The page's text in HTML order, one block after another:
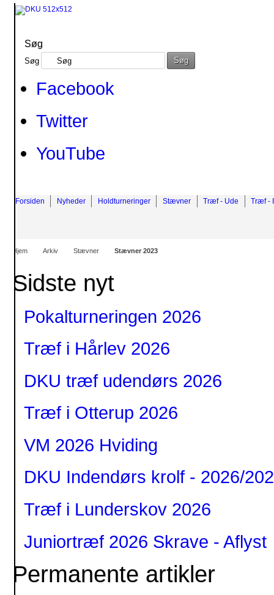
Søg
Søg Søg
Facebook
Twitter
YouTube
Forsiden Nyheder Holdturneringer Stævner Træf - Ude Træf -
Hjem Arkiv Stævner Stævner 2023
Sidste nyt
Pokalturneringen 2026
Træf i Hårlev 2026
DKU træf udendørs 2026
Træf i Otterup 2026
VM 2026 Hviding
DKU Indendørs krolf - 2026/
Træf i Lunderskov 2026
Juniortræf 2026 Skrave - Aflyst
Permanente artikler